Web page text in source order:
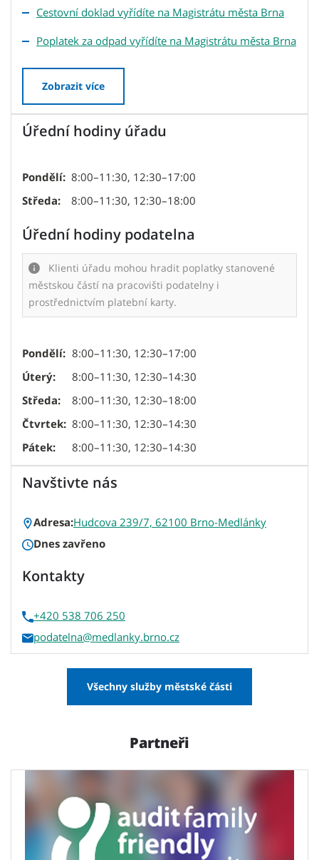
Cestovní doklad vyřídíte na Magistrátu města Brna
Poplatek za odpad vyřídíte na Magistrátu města Brna
Zobrazit více
Úřední hodiny úřadu
Pondělí: 8:00–11:30, 12:30–17:00
Středa:
8:00–11:30, 12:30–18:00
Úřední hodiny podatelna
Klienti úřadu mohou hradit poplatky stanovené
městskou částí na pracovišti podatelny i
prostřednictvím platební karty.
Pondělí: 8:00–11:30, 12:30–17:00
Úterý:
8:00–11:30, 12:30–14:30
Středa:
8:00–11:30, 12:30–18:00
Čtvrtek: 8:00–11:30, 12:30–14:30
Pátek:
8:00–11:30, 12:30–14:30
Navštivte nás
Adresa:Hudcova 239/7, 62100 Brno-Medlánky
Dnes zavřeno
Kontakty
+420 538 706 250
podatelna
Všechny služby městské části
Partneři